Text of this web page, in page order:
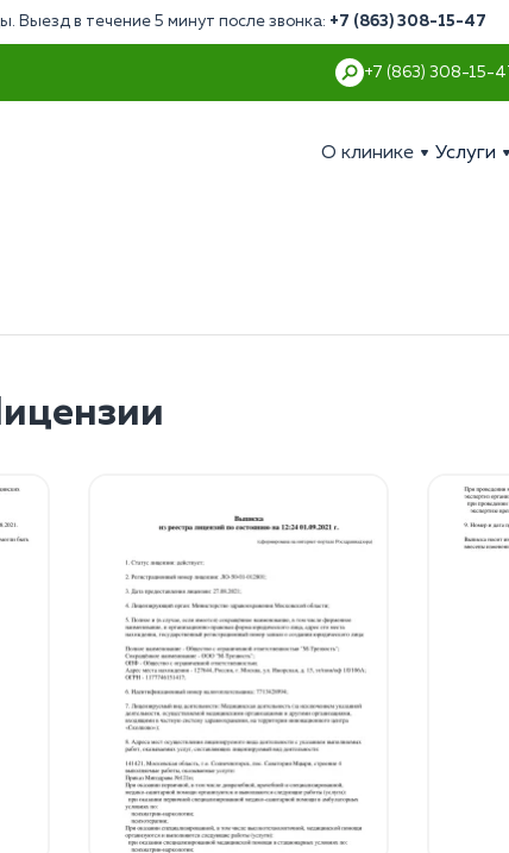
Выезд в течение 5 минут после звонка: +7 (863) 308-15-47
+7 (863) 308-15-
О клинике Услуги